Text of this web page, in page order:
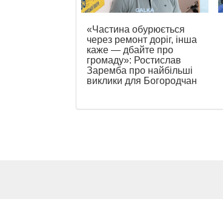
«Частина обурюється
через ремонт доріг, інша
каже — дбайте про
громаду»: Ростислав
Заремба про найбільші
виклики для Богородчан